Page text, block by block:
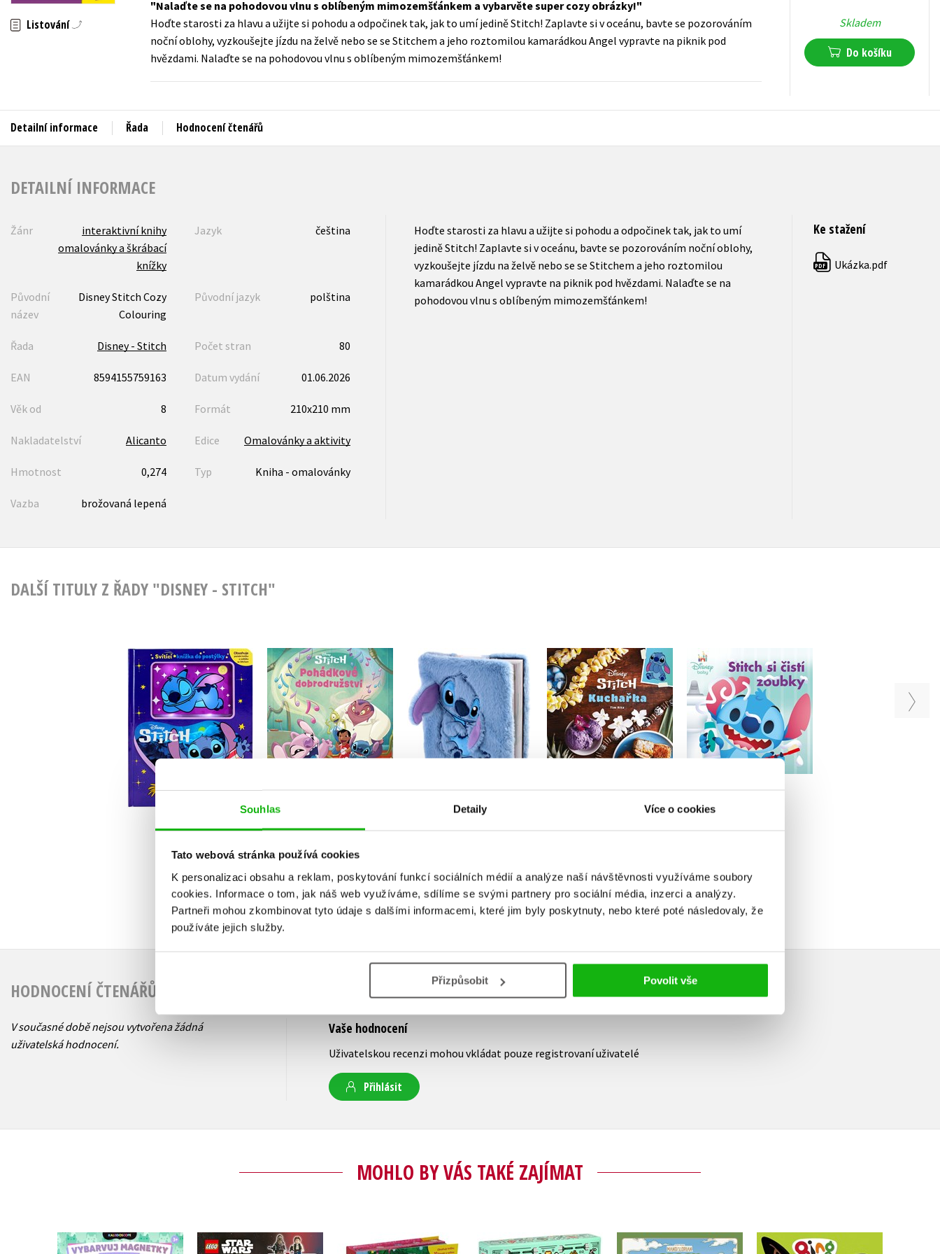
Souhlas Detaily Více o cookies
Tato webová stránka používá cookies
K personalizaci obsahu a reklam, poskytování funkcí sociálních médií a analýze naší návštěvnosti využíváme soubory
cookies. Informace o tom, jak náš web využíváme, sdílíme se svými partnery pro sociální média, inzerci a analýzy.
Partneři mohou zkombinovat tyto údaje s dalšími informacemi, které jim byly poskytnuty, nebo které poté následovaly, že
používáte jejich služby.
Přizpůsobit Povolit vše
Auto - moto
Beletrie pro děti
Jazyky
Kalendáře
Populárně - naučná pro dospělé
Populárně - naučné pro děti
Předškoláci
Příroda a zahrada
Young adult (SK)
Všechny tituly
Listování
Nalaďte se na pohodovou vlnu s oblíbeným mimozemšťánkem a vybarvěte super cozy obrázky!
Hoďte starosti za hlavu a užijte si pohodu a odpočinek tak, jak to umí jedině Stitch! Zaplavte si v oceánu, bavte se pozorováním
noční oblohy, vyzkoušejte jízdu na želvě nebo se se Stitchem a jeho roztomilou kamarádkou Angel vypravte na piknik pod
hvězdami. Nalaďte se na pohodovou vlnu s oblíbeným mimozemšťánkem!
Skladem
Do košíku
Detailní informace Řada Hodnocení čtenářů
DETAILNÍ INFORMACE
Žánr
interaktivní knihy
omalovánky a škrábací
knížky
Jazyk čeština
Původní
název
Disney Stitch Cozy
Colouring
Původní jazyk polština
Řada Disney - Stitch Počet stran 80
EAN 8594155759163 Datum vydání 01.06.2026
Věk od 8 Formát 210x210 mm
Nakladatelství Alicanto Edice Omalovánky a aktivity
Hmotnost 0,274 Typ Kniha - omalovánky
Vazba brožovaná lepená
Hoďte starosti za hlavu a užijte si pohodu a odpočinek tak, jak to umí
jedině Stitch! Zaplavte si v oceánu, bavte se pozorováním noční oblohy,
vyzkoušejte jízdu na želvě nebo se se Stitchem a jeho roztomilou
kamarádkou Angel vypravte na piknik pod hvězdami. Nalaďte se na
pohodovou vlnu s oblíbeným mimozemšťánkem!
Ke stažení
PDF Ukázka.pdf
DALŠÍ TITULY Z ŘADY "DISNEY - STITCH"
Stitch - Svítící knížka
do postýlky
Kolektiv
Stitch - Pohádkové
dobrodružství
Kolektiv
Stitch - Plyšový deník
Kolektiv
399 Kč
319 Kč
Stitch - Kuchařka
Kolektiv
299 Kč
Stitch si čistí zoubky
Kolektiv Kolektiv
HODNOCENÍ ČTENÁŘŮ
V současné době nejsou vytvořena žádná
uživatelská hodnocení.
Vaše hodnocení
Uživatelskou recenzi mohou vkládat pouze registrovaní uživatelé
Přihlásit
MOHLO BY VÁS TAKÉ ZAJÍMAT
Gábinin kouzelný
LEGO® Star Wars™
Gábinin kouzelný
Star Wars -